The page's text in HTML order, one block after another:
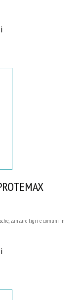
zanzare tigri e comuni in